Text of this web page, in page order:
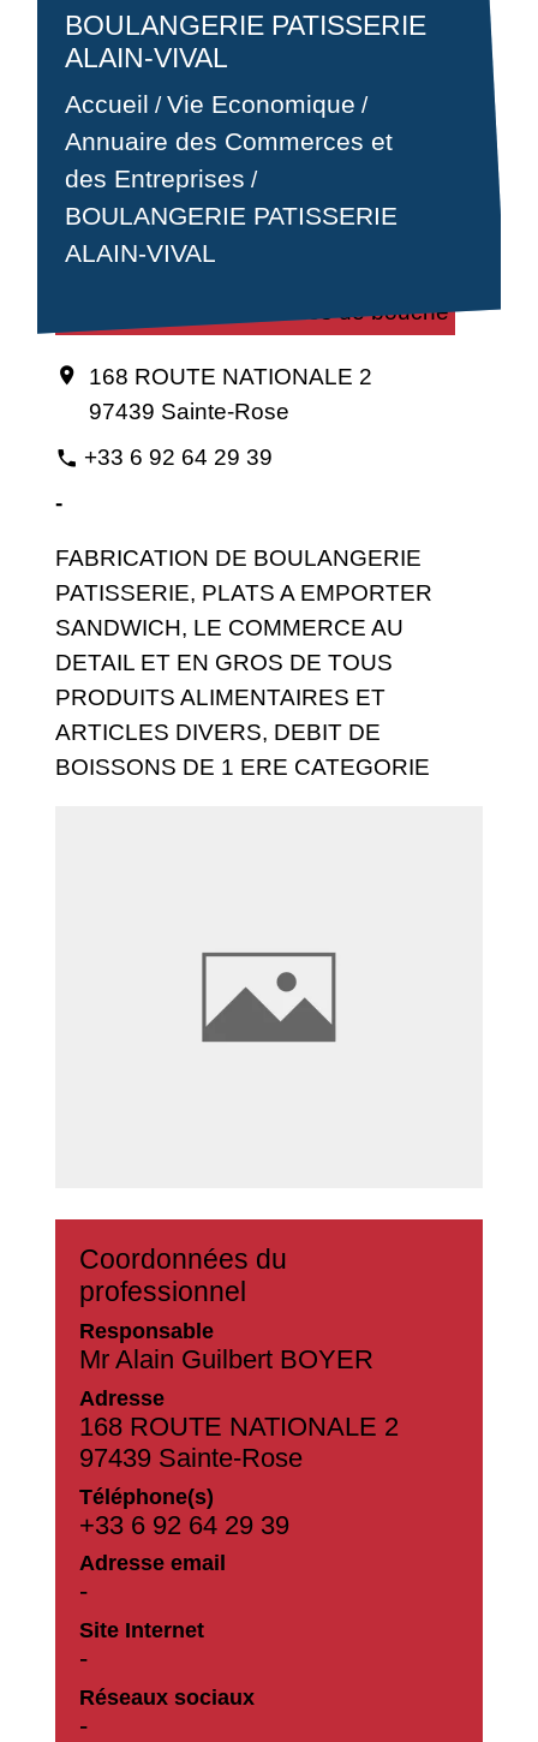
BOULANGERIE PATISSERIE
ALAIN-VIVAL
Accueil /Vie Economique /
Annuaire des Commerces et
des Entreprises /
BOULANGERIE PATISSERIE
ALAIN-VIVAL
Alimentation / Commerces de bouche
location_on
168 ROUTE NATIONALE 2
97439 Sainte-Rose
phone +33 6 92 64 29 39
-
FABRICATION DE BOULANGERIE
PATISSERIE, PLATS A EMPORTER
SANDWICH, LE COMMERCE AU
DETAIL ET EN GROS DE TOUS
PRODUITS ALIMENTAIRES ET
ARTICLES DIVERS, DEBIT DE
BOISSONS DE 1 ERE CATEGORIE
Coordonnées du
professionnel
Responsable
Mr Alain Guilbert BOYER
Adresse
168 ROUTE NATIONALE 2
97439 Sainte-Rose
Téléphone(s)
+33 6 92 64 29 39
Adresse email
-
Site Internet
-
Réseaux sociaux
-